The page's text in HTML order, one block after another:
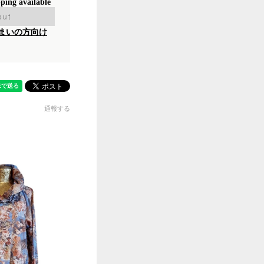
available
いの方向け
通報する